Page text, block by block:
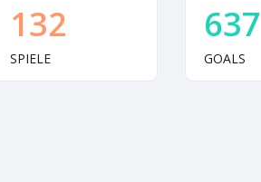
132
SPIELE
637
GOALS